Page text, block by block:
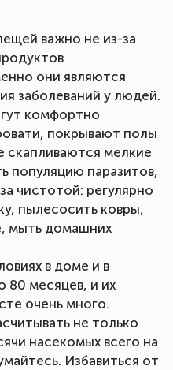
важно не из-за
они являются
заболеваний у людей.
комфортно
покрывают полы
скапливаются мелкие
популяцию паразитов,
чистотой: регулярно
пылесосить ковры,
мыть домашних
в доме и в
80 месяцев, и их
очень много.
не только
насекомых всего на
Избавиться от